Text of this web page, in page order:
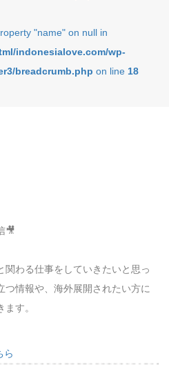
"name" on null in
indonesialove.com/wp-
breadcrumb.php on line 18
🎥
わる仕事をしていきたいと思っ
つ情報や、海外展開されたい方に
す。
ら